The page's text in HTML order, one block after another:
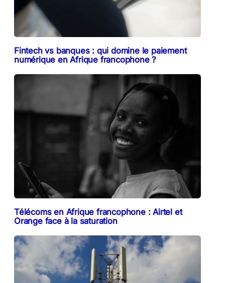
Fintech vs banques : qui domine le paiement
numérique en Afrique francophone ?
Télécoms en Afrique francophone : Airtel et
Orange face à la saturation